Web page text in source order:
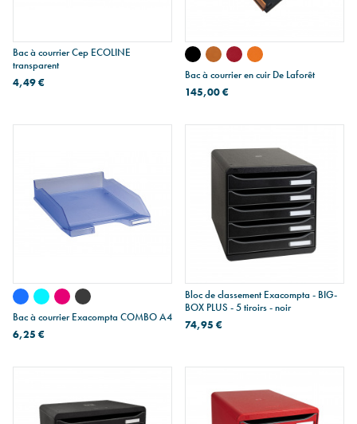
Bac à courrier Cep ECOLINE
transparent
4,49 €
Bac à courrier en cuir De Laforêt
145,00 €
Bac à courrier Exacompta COMBO A4
6,25 €
Bloc de classement Exacompta - BIG-
BOX PLUS - 5 tiroirs - noir
74,95 €